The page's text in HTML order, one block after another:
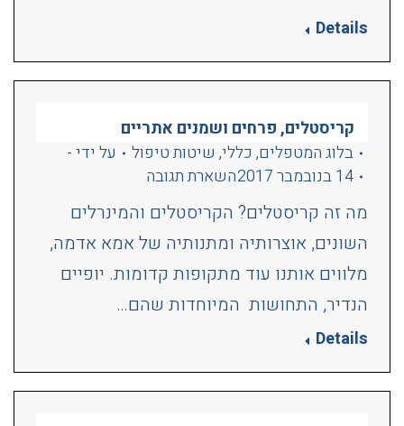
Details
קריסטלים, פרחים ושמנים אתריים
בלוג המטפלים, כללי, שיטות טיפול על ידי-
14 בנובמבר 2017
השארת תגובה
מה זה קריסטלים? הקריסטלים והמינרלים
השונים, אוצרותיה ומתנותיה של אמא אדמה,
מלווים אותנו עוד מתקופות קדומות. יופיים
הנדיר, התחושות המיוחדות שהם…
Details